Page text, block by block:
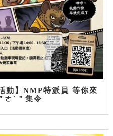
動】NMP特派員 等你來
ㄜˋ＂集令